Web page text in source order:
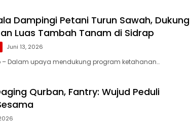
Dampingi Petani Turun Sawah, Dukung
Luas Tambah Tanam di Sidrap
Juni 13, 2026
– Dalam upaya mendukung program ketahanan…
Qurban, Fantry: Wujud Peduli